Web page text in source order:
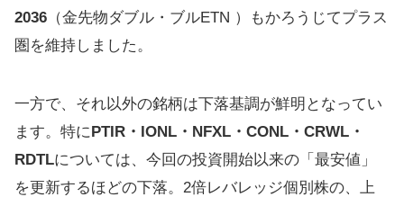
2036 （金先物ダブル・ブルETN ）もかろうじてプラス
圏を維持しました。
一方で、それ以外の銘柄は下落基調が鮮明となってい
ます。特に PTIR・IONL・NFXL・CONL・CRWL・
RDTLについては、今回の投資開始以来の「最安値」
を更新するほどの下落。2倍レバレッジ個別株の、上